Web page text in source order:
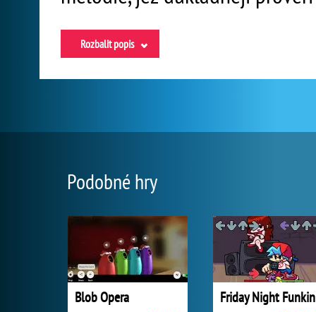
Rozbalit popis
Podobné hry
Blob Opera Friday Night Funkin